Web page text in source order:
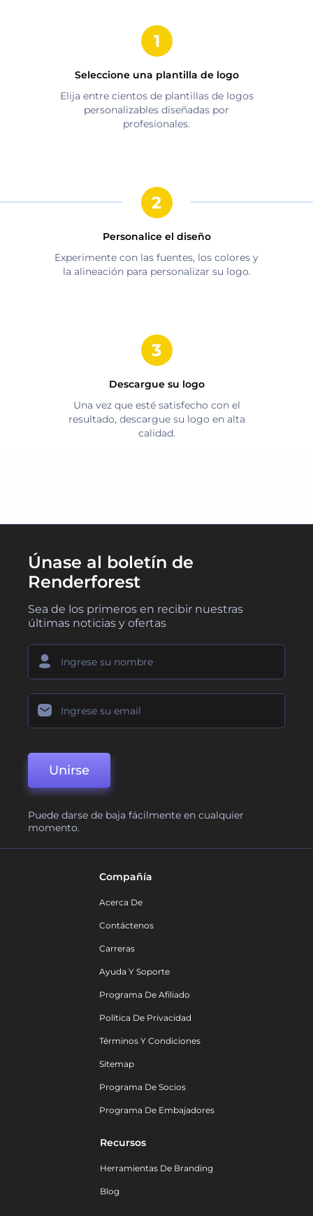
Seleccione una plantilla de logo
Elija entre cientos de plantillas de logos
personalizables diseñadas por
profesionales.
Personalice el diseño
Experimente con las fuentes, los colores y
la alineación para personalizar su logo.
Descargue su logo
Una vez que esté satisfecho con el
resultado, descargue su logo en alta
calidad.
Únase al boletín de
Renderforest
Sea de los primeros en recibir nuestras
últimas noticias y ofertas
Unirse
Puede darse de baja fácilmente en cualquier
momento.
Compañía
Acerca De
Contáctenos
Carreras
Ayuda Y Soporte
Programa De Afiliado
Política De Privacidad
Términos Y Condiciones
Sitemap
Programa De Socios
Programa De Embajadores
Recursos
Herramientas De Branding
Blog